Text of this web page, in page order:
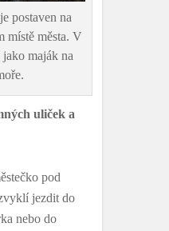
postaven na
místě města. V
maják na
uliček a
pod
jezdit do
nebo do